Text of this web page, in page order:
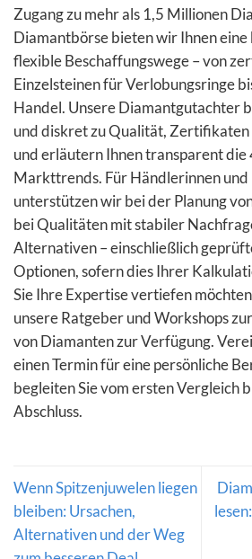
Zugang zu mehr als 1,5 Millionen
Diamantbörse bieten wir Ihnen
flexible Beschaffungswege – von
Einzelsteinen für Verlobungsringe
Handel. Unsere Diamantgutachter
und diskret zu Qualität, Zertifikaten
und erläutern Ihnen transparent die
Markttrends. Für Händlerinnen
unterstützen wir bei der Planung
bei Qualitäten mit stabiler
Alternativen – einschließlich
Optionen, sofern dies Ihrer
Sie Ihre Expertise vertiefen
unsere Ratgeber und Workshops
von Diamanten zur Verfügung.
einen Termin für eine persönliche
begleiten Sie vom ersten Vergleich
Abschluss.
Wenn Spitzenjuwelen liegen
bleiben: Ursachen,
Alternativen und der Weg